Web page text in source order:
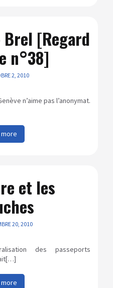
Brel [Regard
n°38]
2, 2010
n’aime pas l’anonymat.
et les
20, 2010
des passeports